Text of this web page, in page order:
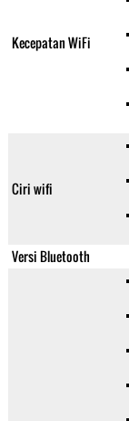
Kecepatan WiFi
Ciri wifi
Versi Bluetooth